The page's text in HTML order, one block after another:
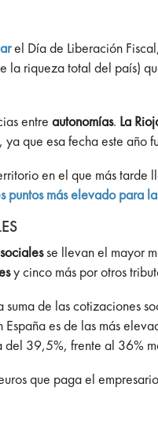
el Día de Liberación
la riqueza total del país)
entreautonomías. La
que esa fecha este año
en el que más
puntos más elevado para
se llevan el mayor
y cinco más por otros
de las cotizaciones
es de las más
del 39,5%, frente al 36%
que paga el